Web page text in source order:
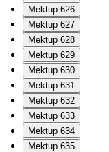
Mektup 626
Mektup 627
Mektup 628
Mektup 629
Mektup 630
Mektup 631
Mektup 632
Mektup 633
Mektup 634
Mektup 635